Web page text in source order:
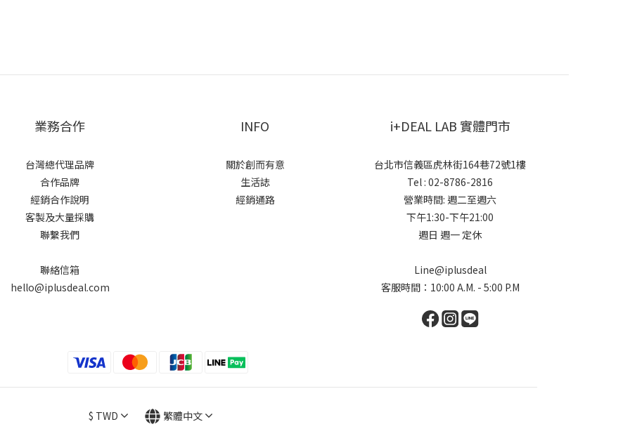
業務合作
台灣總代理品牌
合作品牌
經銷合作說明
客製及大量採購
聯繫我們
聯絡信箱
hello@iplusdeal.com
INFO
關於創而有意
生活誌
經銷通路
i+DEAL LAB 實體門市
台北市信義區虎林街164巷72號1樓
Tel : 02-8786-2816
營業時間: 週二至週六
下午1:30-下午21:00
週日 週一 定休
Line@iplusdeal
客服時間：10:00 A.M. - 5:00 P.M
$ TWD 繁體中文